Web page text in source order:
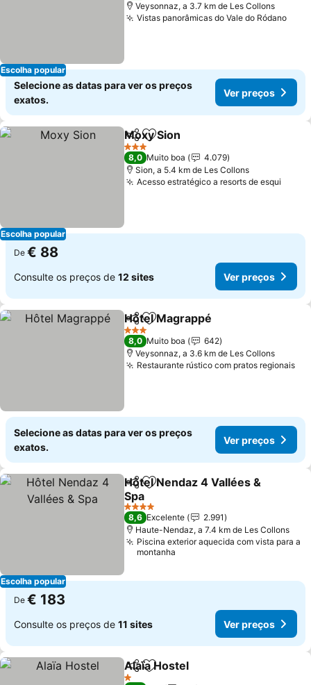
Escolha popular
Veysonnaz, a 3.7 km de Les Collons
Vistas panorâmicas do Vale do Ródano
Selecione as datas para ver os preços
exatos.
Ver preços
Escolha popular
PartilharAdicionar aos favoritos
Moxy Sion
3 Estrelas
8,0 Muito boa
4.079
Sion, a 5.4 km de Les Collons
Acesso estratégico a resorts de esqui
De € 88
Consulte os preços de 12 sites Ver preços
PartilharAdicionar aos favoritos
Hôtel Magrappé
3 Estrelas
8,0 Muito boa
642
Veysonnaz, a 3.6 km de Les Collons
Restaurante rústico com pratos regionais
Selecione as datas para ver os preços
exatos.
Ver preços
Escolha popular
PartilharAdicionar aos favoritos
Hôtel Nendaz 4 Vallées &
Spa
4 Estrelas
8,6 Excelente
2.991
Haute-Nendaz, a 7.4 km de Les Collons
Piscina exterior aquecida com vista para a
montanha
De € 183
Consulte os preços de 11 sites Ver preços
PartilharAdicionar aos favoritos
Alaïa Hostel
1 Estrelas